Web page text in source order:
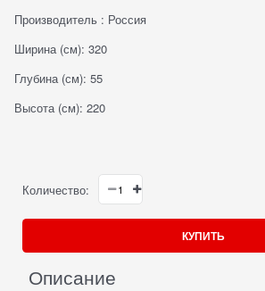
Производитель : Россия
Ширина (см): 320
Глубина (см): 55
Высота (см): 220
Количество:
КУПИТЬ
Описание